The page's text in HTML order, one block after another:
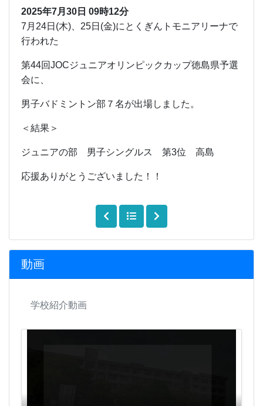
動画
学校紹介動画
2025年7月30日 09時12分
7月24日(木)、25日(金)にとくぎんトモニアリーナで
行われた
第44回JOCジュニアオリンピックカップ徳島県予選
会に、
男子バドミントン部７名が出場しました。
＜結果＞
ジュニアの部 男子シングルス 第3位 高島
応援ありがとうございました！！